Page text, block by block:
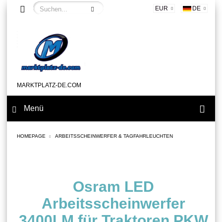
EUR DE
MARKTPLATZ-DE.COM
Menü
HOMEPAGE ARBEITSSCHEINWERFER & TAGFAHRLEUCHTEN
Osram LED
Arbeitsscheinwerfer